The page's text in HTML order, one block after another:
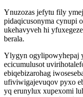
Ynuzozas jefytu fily
pidaqicusonyma cynupi
ukehavyveh hi
berala.
Ylygyn ogylipowyhepaj
ecicumulusot
ebiqebizarohag
ufiviwigajevuqov pyxo
yq erunylux xupexomi